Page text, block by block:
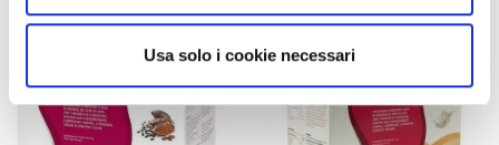
analizzare il nostro traffico. Condividiamo inoltre
informazioni sul modo in cui utilizza il nostro sito con i
nostri partner che si occupano di analisi dei dati web,
pubblicità e social media, i quali potrebbero combinarle
con altre informazioni che ha fornito loro o che hanno
Usa solo i cookie necessari
-42% -42%